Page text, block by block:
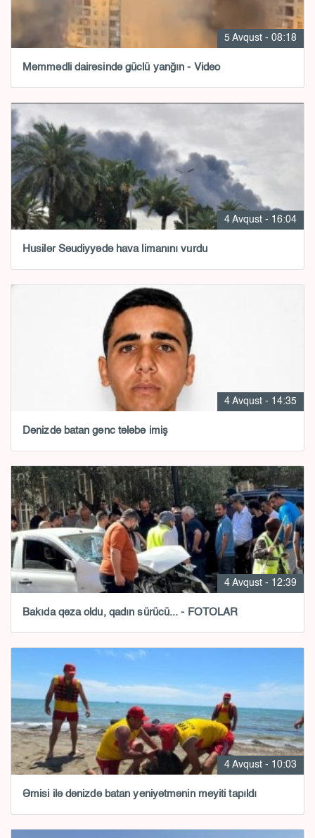
5 Avqust - 08:18
Məmmədli dairəsində güclü yanğın - Video
4 Avqust - 16:04
Husilər Səudiyyədə hava limanını vurdu
4 Avqust - 14:35
Dənizdə batan gənc tələbə imiş
4 Avqust - 12:39
Bakıda qəza oldu, qadın sürücü... - FOTOLAR
4 Avqust - 10:03
Əmisi ilə dənizdə batan yeniyətmənin meyiti tapıldı